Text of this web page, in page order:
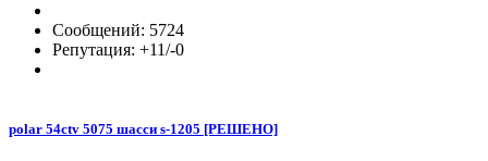
Сообщений: 5724
Репутация: +11/-0
polar 54ctv 5075 шасси s-1205 [РЕШЕНО]